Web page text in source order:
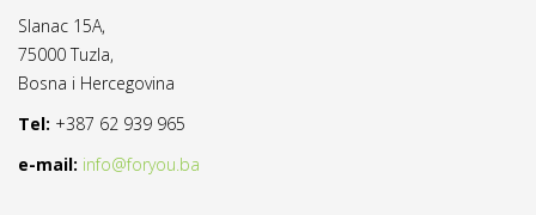
Slanac 15A,
75000 Tuzla,
Bosna i Hercegovina
Tel: +387 62 939 965
e-mail: info@foryou.ba